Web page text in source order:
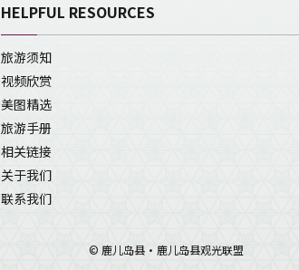
HELPFUL RESOURCES
旅游须知
视频欣赏
美图精选
旅游手册
相关链接
关于我们
联系我们
© 鹿儿岛县・鹿儿岛县观光联盟